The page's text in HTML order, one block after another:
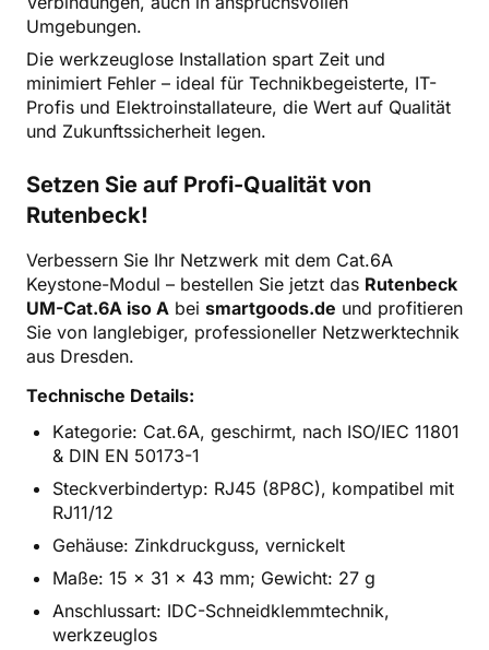
Umgebungen.
Die werkzeuglose Installation spart Zeit und
minimiert Fehler – ideal für Technikbegeisterte, IT-
Profis und Elektroinstallateure, die Wert auf Qualität
und Zukunftssicherheit legen.
Setzen Sie auf Profi-Qualität von
Rutenbeck!
Verbessern Sie Ihr Netzwerk mit dem Cat.6A
Keystone-Modul – bestellen Sie jetzt das Rutenbeck
UM-Cat.6A iso A bei smartgoods.de und profitieren
Sie von langlebiger, professioneller Netzwerktechnik
aus Dresden.
Technische Details:
Kategorie: Cat.6A, geschirmt, nach ISO/IEC 11801
& DIN EN 50173-1
Steckverbindertyp: RJ45 (8P8C), kompatibel mit
RJ11/12
Gehäuse: Zinkdruckguss, vernickelt
Maße: 15 x 31 x 43 mm; Gewicht: 27 g
Anschlussart: IDC-Schneidklemmtechnik,
werkzeuglos